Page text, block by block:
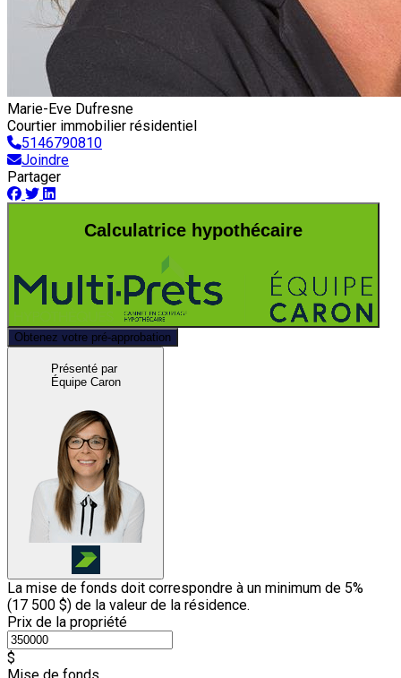
Marie-Eve Dufresne
Courtier immobilier résidentiel
5146790810
Joindre
Partager
Calculatrice hypothécaire
Obtenez votre pré-approbation
Présenté par
Équipe Caron
La mise de fonds doit correspondre à un minimum de 5%
(17 500 $) de la valeur de la résidence.
Prix de la propriété
$